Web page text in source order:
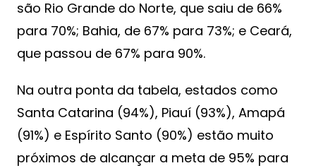
são Rio Grande do Norte, que saiu de 66%
para 70%; Bahia, de 67% para 73%; e Ceará,
que passou de 67% para 90%.
Na outra ponta da tabela, estados como
Santa Catarina (94%), Piauí (93%), Amapá
(91%) e Espírito Santo (90%) estão muito
próximos de alcançar a meta de 95% para